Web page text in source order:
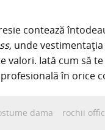
contează
unde
valori. Iată cum să
în orice
dama rochii